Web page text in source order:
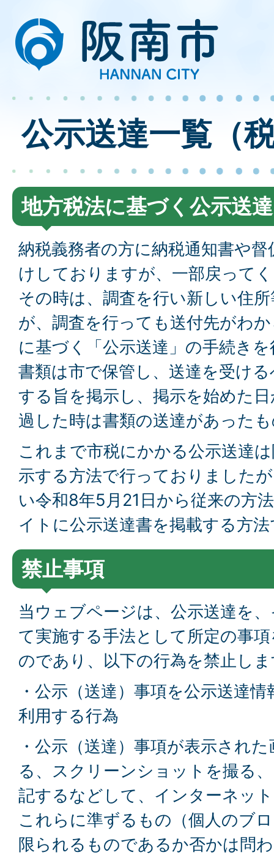
公示送達一覧（
地方税法に基づく公示送
納税義務者の方に納税通知書や
けしておりますが、一部戻って
その時は、調査を行い新しい住
が、調査を行っても送付先がわ
に基づく「公示送達」の手続き
書類は市で保管し、送達を受け
する旨を掲示し、掲示を始めた
過した時は書類の送達があった
これまで市税にかかる公示送達
示する方法で行っておりました
い令和8年5月21日から従来の方
イトに公示送達書を掲載する方
禁止事項
当ウェブページは、公示送達を
て実施する手法として所定の事
のであり、以下の行為を禁止し
・公示（送達）事項を公示送達
利用する行為
・公示（送達）事項が表示され
る、スクリーンショットを撮る
記するなどして、インターネッ
これらに準ずるもの（個人のブ
限られるものであるか否かは問